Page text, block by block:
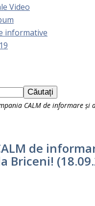
Video
informative
CALM de informare
de
Briceni!